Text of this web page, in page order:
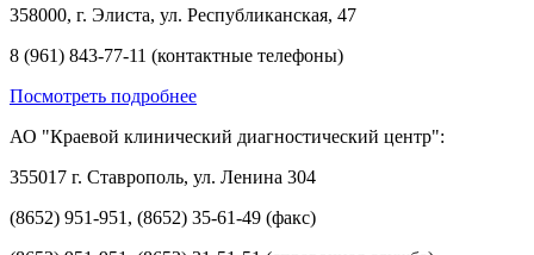
358000, г. Элиста, ул. Республиканская, 47
8 (961) 843-77-11 (контактные телефоны)
Посмотреть подробнее
АО "Краевой клинический диагностический центр":
355017 г. Ставрополь, ул. Ленина 304
(8652) 951-951, (8652) 35-61-49 (факс)